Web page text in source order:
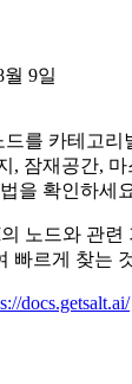
9일
를 카테고리
, 잠재공간,
을 확인하세
노드와 관련
빠르게 찾는
docs.getsalt.ai/